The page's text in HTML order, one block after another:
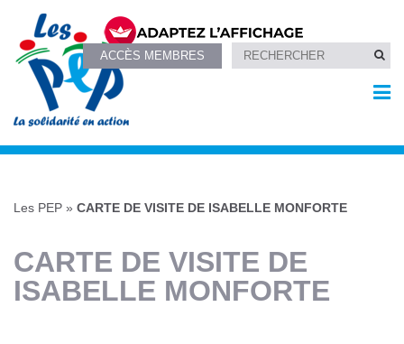
ACCÈS MEMBRES
Les PEP » CARTE DE VISITE DE ISABELLE MONFORTE
CARTE DE VISITE DE
ISABELLE MONFORTE